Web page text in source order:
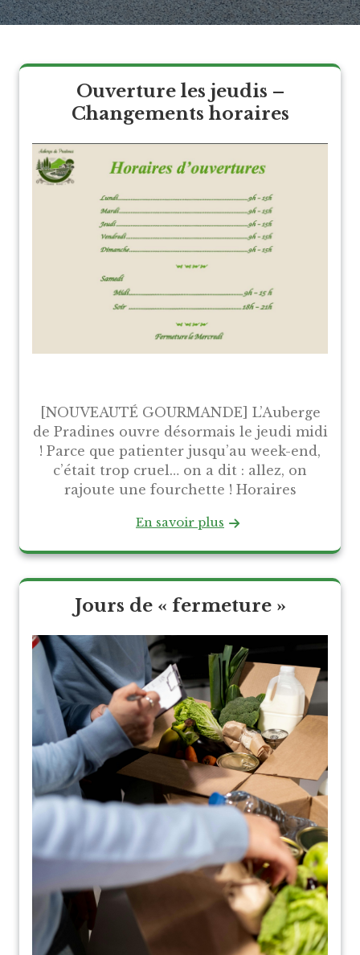
Ouverture les jeudis –
Changements horaires
[NOUVEAUTÉ GOURMANDE] L’Auberge
de Pradines ouvre désormais le jeudi midi
! Parce que patienter jusqu’au week-end,
c’était trop cruel… on a dit : allez, on
rajoute une fourchette ! Horaires
En savoir plus
Jours de « fermeture »